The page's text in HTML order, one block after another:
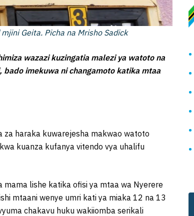
Geita. Picha na Mrisho Sadick
wazazi kuzingatia malezi ya watoto na
imekuwa ni changamoto katika mtaa
za haraka kuwarejesha makwao watoto
kuanza kufanya vitendo vya uhalifu
lishe katika ofisi ya mtaa wa Nyerere
mtaani wenye umri kati ya miaka 12 na 13
chakavu huku wakiiomba serikali